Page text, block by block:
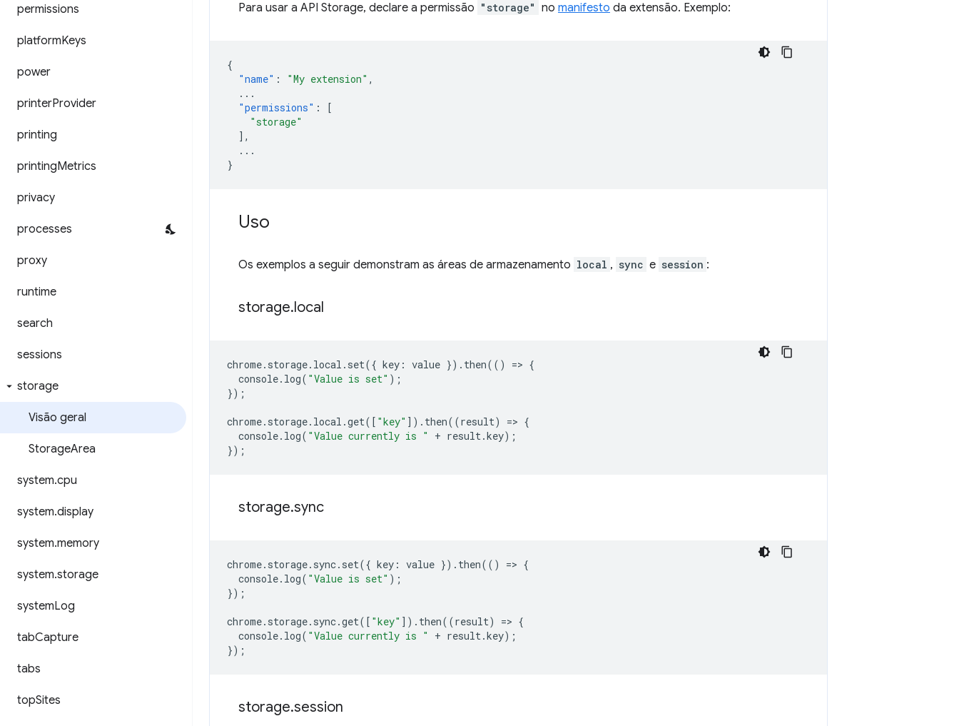
permissions
platformKeys
power
printerProvider
printing
printingMetrics
privacy
processes
proxy
runtime
search
sessions
storage
Visão geral
StorageArea
system.cpu
system.display
system.memory
system.storage
systemLog
tabCapture
tabs
topSites
Para usar a API Storage, declare a permissão "storage" no manifesto da extensão. Exemplo:
{
"name" : "My extension" ,
...
"permissions" :
[
"storage"
],
...
}
Uso
Os exemplos a seguir demonstram as áreas de armazenamento local , sync e session :
storage.local
chrome. storage. local . set({ key : value }). then(() => {
console. log( "Value is set" );
});
chrome. storage. local .get([ "key" ]). then((result) => {
console. log( "Value currently is " + result.key);
});
storage.sync
chrome. storage. sync. set({ key : value }). then(() => {
console. log( "Value is set" );
});
chrome. storage. sync.get([ "key" ]). then((result) => {
console. log( "Value currently is " + result.key);
});
storage.session